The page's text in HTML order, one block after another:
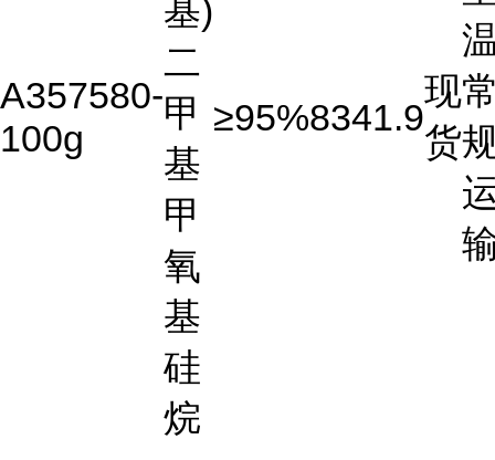
A357580-
100g
基)
二
甲
基
甲
氧
基
硅
烷
≥95%8341.9
现
货